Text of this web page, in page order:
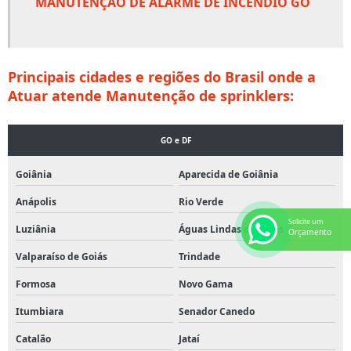
Hidrantes preço
Luz de emergência valor
Mangueira de hidrante
Mangueira de hidrante 2 1 2 30 metros
Mangueira de hidrante 30 metros
Mangueira de hidrante tipo 1
Mangueira de hidrante tipo 2
Mangueira de hidrante valor
Principais cidades e regiões do Brasil onde a
Atuar atende Manutenção de sprinklers:
GO e DF
Goiânia Aparecida de Goiânia
Anápolis Rio Verde
Luziânia Águas Lindas de Goiás
Valparaíso de Goiás Trindade
Formosa Novo Gama
Itumbiara Senador Canedo
Catalão Jataí
Solicite um
Orçamento